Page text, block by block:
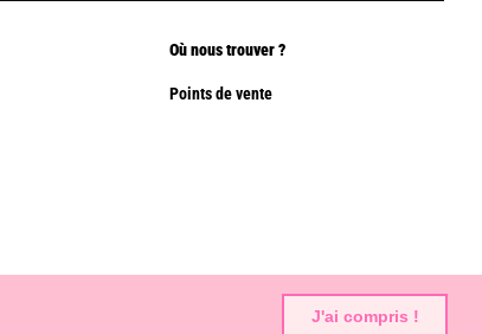
J'ai compris !
Où nous trouver ?
Points de vente